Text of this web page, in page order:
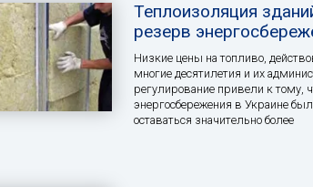
Теплоизоляция
резерв
Низкие цены на топливо,
многие десятилетия и их
регулирование привели к тому,
энергосбережения в Украине
оставаться значительно более